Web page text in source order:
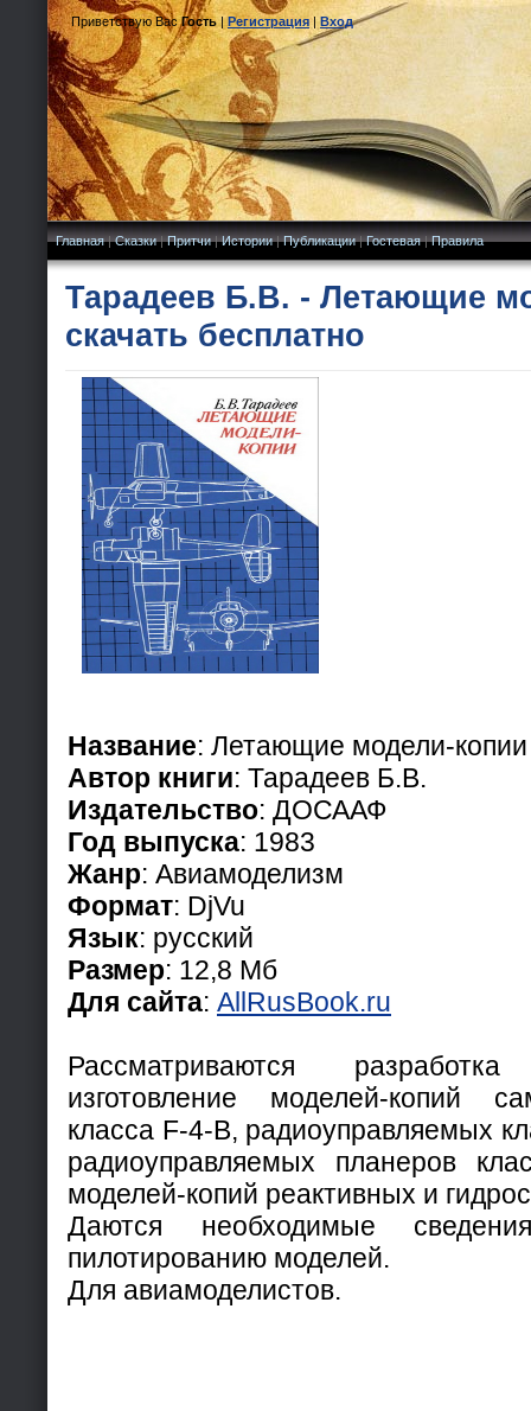
Приветствую Вас Гость|Регистрация|Вход
Главная|Сказки|Притчи|Истории|Публикации|Гостевая|Правила
Тарадеев Б.В. - Летающие
скачать бесплатно
Название: Летающие модели-копии
Автор книги: Тарадеев Б.В.
Издательство: ДОСААФ
Год выпуска: 1983
Жанр: Авиамоделизм
Формат: DjVu
Язык: русский
Размер: 12,8 Мб
Для сайта: AllRusBook.ru
Рассматриваются
изготовление моделей-копий
класса F-4-B, радиоуправляемых
радиоуправляемых планеров
моделей-копий реактивных и
Даются необходимые
пилотированию моделей.
Для авиамоделистов.